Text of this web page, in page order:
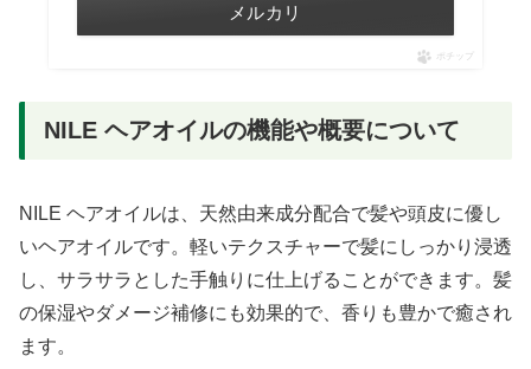
メルカリ
ポチップ
NILE ヘアオイルの機能や概要について
NILE ヘアオイルは、天然由来成分配合で髪や頭皮に優し
いヘアオイルです。軽いテクスチャーで髪にしっかり浸透
し、サラサラとした手触りに仕上げることができます。髪
の保湿やダメージ補修にも効果的で、香りも豊かで癒され
ます。